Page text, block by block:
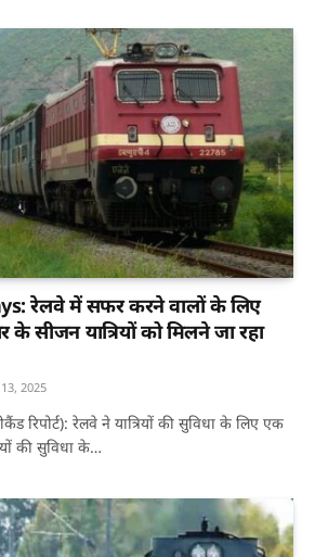
रेलवे में सफर करने वालों के लिए
के सीजन यात्रियों को मिलने जा रहा
2025
रिपोर्ट): रेलवे ने यात्रियों की सुविधा के लिए एक
की सुविधा के…